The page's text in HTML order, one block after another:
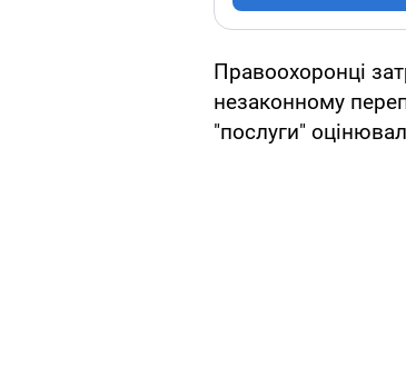
Правоохоронці
незаконному
"послуги"